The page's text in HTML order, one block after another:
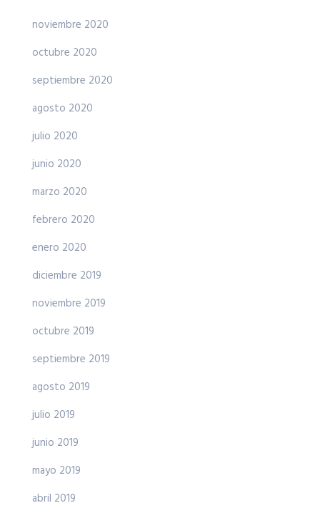
noviembre 2020
octubre 2020
septiembre 2020
agosto 2020
julio 2020
junio 2020
marzo 2020
febrero 2020
enero 2020
diciembre 2019
noviembre 2019
octubre 2019
septiembre 2019
agosto 2019
julio 2019
junio 2019
mayo 2019
abril 2019